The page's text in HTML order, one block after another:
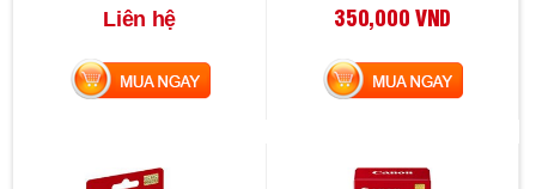
Liên hệ
MUA NGAY
350,000 VND
MUA NGAY